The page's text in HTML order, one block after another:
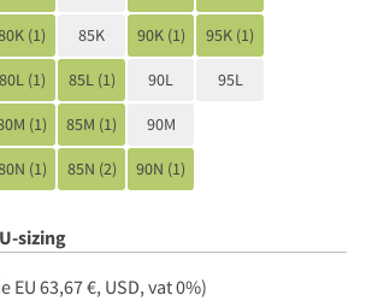
(1) 85K 90K (1) 95K (1)
80L (1) 85L (1) 90L 95L
(1) 85M (1) 90M
(1) 85N (2) 90N (1)
sizing
EU 63,67 €, USD, vat 0%)